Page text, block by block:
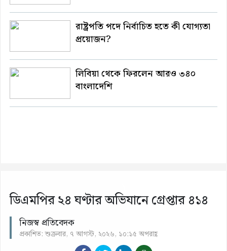
রাষ্ট্রপতি পদে নির্বাচিত হতে কী যোগ্যতা
প্রয়োজন?
লিবিয়া থেকে ফিরলেন আরও ৩৪০
বাংলাদেশি
ডিএমপির ২৪ ঘণ্টার অভিযানে গ্রেপ্তার ৪১৪
নিজস্ব প্রতিবেদক
প্রকাশিত: শুক্রবার, ৭ আগস্ট, ২০২৬, ১০:১৫ অপরাহ্ণ